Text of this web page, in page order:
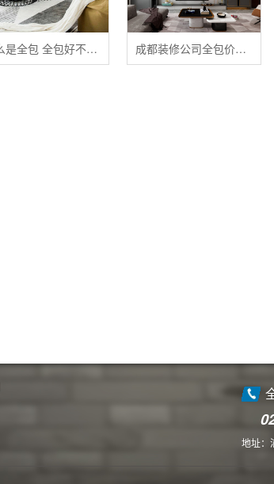
什么是全包 全包好不好 全包装修注意事项有哪些 成都装修公司全包价格 成都全包装修多少钱一平
地址：